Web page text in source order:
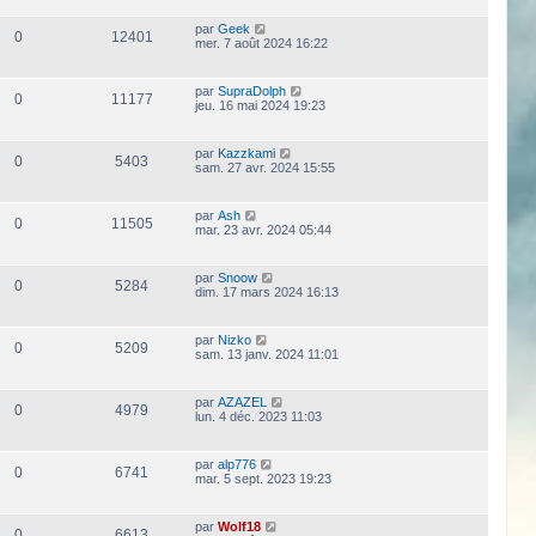
0 12401 par Geek
mer. 7 août 2024 16:22
0 11177 par SupraDolph
jeu. 16 mai 2024 19:23
0 5403 par Kazzkami
sam. 27 avr. 2024 15:55
0 11505 par Ash
mar. 23 avr. 2024 05:44
0 5284 par Snoow
dim. 17 mars 2024 16:13
0 5209 par Nizko
sam. 13 janv. 2024 11:01
0 4979 par AZAZEL
lun. 4 déc. 2023 11:03
0 6741 par alp776
mar. 5 sept. 2023 19:23
par Wolf18